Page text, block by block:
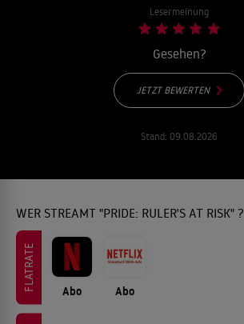
Lesermeinung
Gesehen?
JETZT BEWERTEN
Stand: 09.08.2026
WER STREAMT "PRIDE: RULER'S AT RISK" ?
FLATRATE Abo Abo